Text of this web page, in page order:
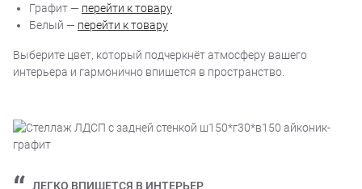
Графит — перейти к товару
Белый — перейти к товару
Выберите цвет, который подчеркнёт атмосферу вашего
интерьера и гармонично впишется в пространство.
ЛЕГКО ВПИШЕТСЯ В ИНТЕРЬЕР